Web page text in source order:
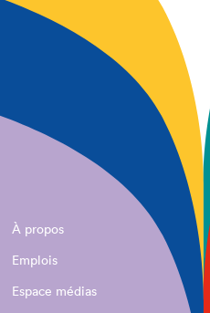
À propos
Emplois
Espace médias